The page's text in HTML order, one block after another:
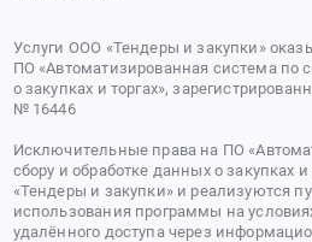
Услуги ООО «Тендеры и закупки»
ПО «Автоматизированная система по
о закупках и торгах»,
№ 16446
Исключительные права на ПО
сбору и обработке данных о закупках
«Тендеры и закупки» и реализуются
использования программы на
удалённого доступа через